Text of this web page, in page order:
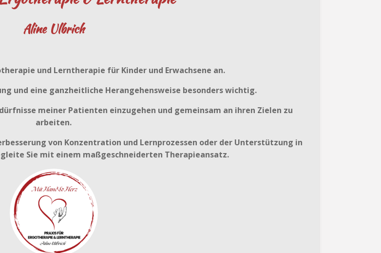
Aline Ulbrich
und Lerntherapie für Kinder und Erwachsene an.
und eine ganzheitliche Herangehensweise besonders wichtig.
meiner Patienten einzugehen und gemeinsam an ihren Zielen zu
arbeiten.
von Konzentration und Lernprozessen oder der Unterstützung in
Sie mit einem maßgeschneiderten Therapieansatz.